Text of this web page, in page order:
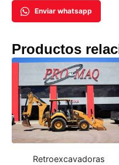
Enviar whatsapp
Productos
Retroexcavadoras